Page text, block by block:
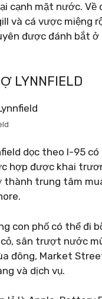
cạnh mặt nước. Về
và cá vược miệng
được đánh bắt ở
LYNNFIELD
dọc theo I-95
hợp được khai
thành trung tâm
con phố có thể đi
sân trượt nước
đông, Market
và dịch vụ.